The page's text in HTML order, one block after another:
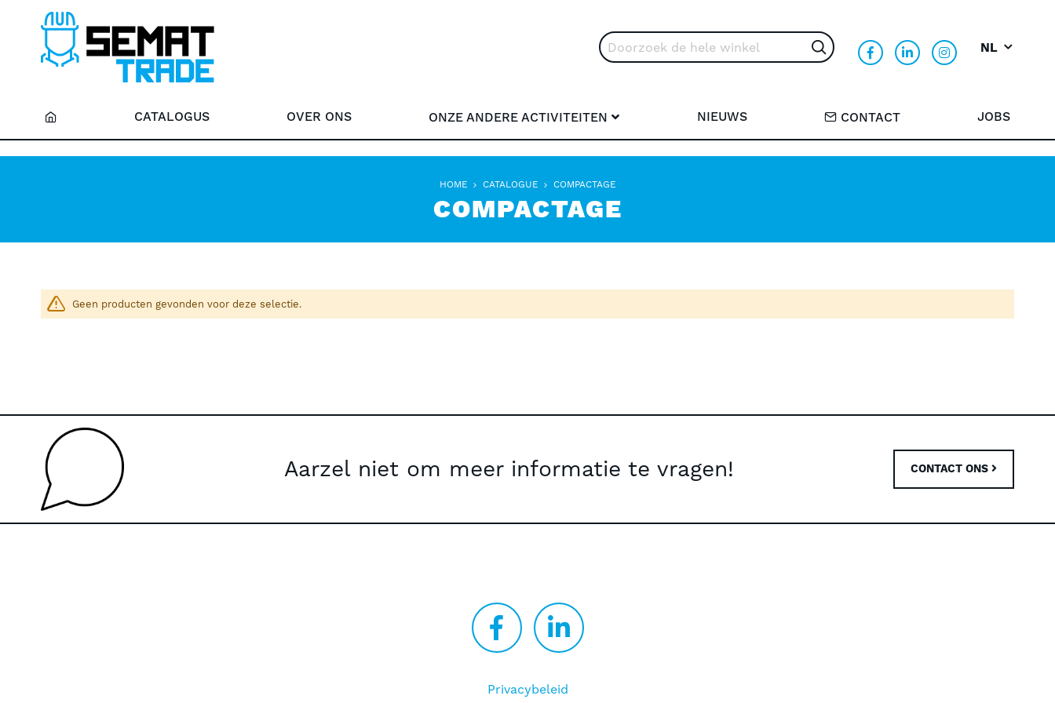
Search
Search NL
CATALOGUS OVER ONS ONZE ANDERE ACTIVITEITEN NIEUWS CONTACT JOBS
HOME CATALOGUE COMPACTAGE
COMPACTAGE
Geen producten gevonden voor deze selectie.
Aarzel niet om meer informatie te vragen! CONTACT ONS
Privacybeleid